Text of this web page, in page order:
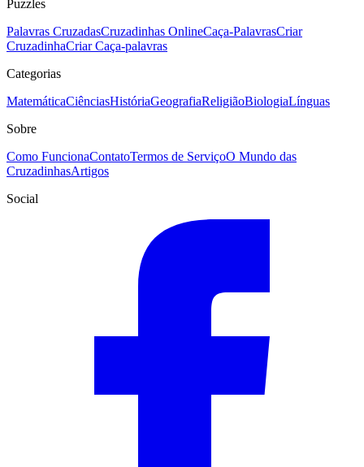
Puzzles
Palavras CruzadasCruzadinhas OnlineCaça-PalavrasCriar
CruzadinhaCriar Caça-palavras
Categorias
MatemáticaCiênciasHistóriaGeografiaReligiãoBiologiaLínguas
Sobre
Como FuncionaContatoTermos de ServiçoO Mundo das
CruzadinhasArtigos
Social